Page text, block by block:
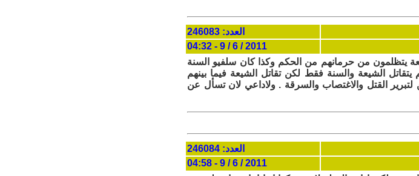
العدد: 246083
2011 / 6 / 9 - 04:32
يتظلمون من حرمانهم من الحكم وكذا كان سلفيو السنة
الشيعة والسنة فقط لكن تقاتل الشيعة فيما بينهم
القتل والاغتصاب والسرقة . ولاداعي لان تسأل عن
العدد: 246084
2011 / 6 / 9 - 04:58